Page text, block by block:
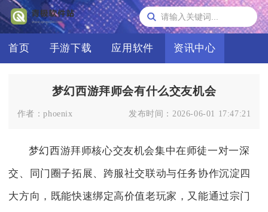
首页 手游下载 应用软件 资讯中心
梦幻西游拜师会有什么交友机会
作者：phoenix 发布时间： 2026-06-01 17:47:21
梦幻西游拜师核心交友机会集中在师徒一对一深
交、同门圈子拓展、跨服社交联动与任务协作沉淀四
大方向，既能快速绑定高价值老玩家，又能通过宗门